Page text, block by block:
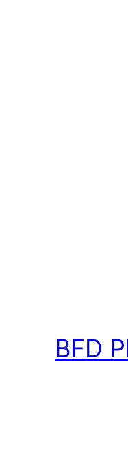
BFD